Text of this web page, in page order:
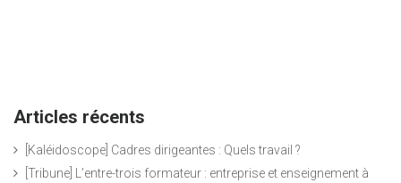
Articles récents
[Kaléidoscope] Cadres dirigeantes : Quels travail ?
[Tribune] L’entre-trois formateur : entreprise et enseignement à